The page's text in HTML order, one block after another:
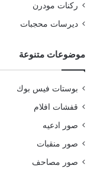
ركنات مودرن
ديرسات محجبات
موضوعات متنوعة
بوستات فيس بوك
قفشات افلام
صور ادعيه
صور منقبات
صور مصاحف